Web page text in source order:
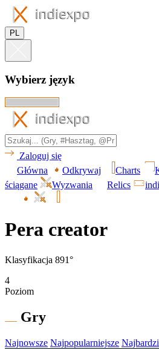
PL
Wybierz język
Zaloguj się
Główna
Odkrywaj Charts
ściągane
Wyzwania Relics
Pera creator
Klasyfikacja 891°
4
Poziom
Gry
Najnowsze Najpopularniejsze